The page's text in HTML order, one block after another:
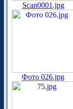
Scan0001.jpg
Фото 026.jpg